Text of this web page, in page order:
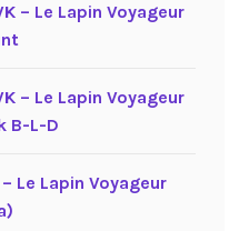
– Le Lapin Voyageur
– Le Lapin Voyageur
B-L-D
Le Lapin Voyageur